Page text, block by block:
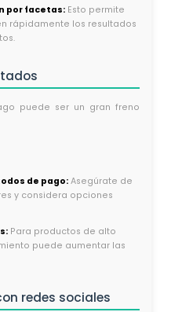
por facetas: Esto permite
rápidamente los resultados
puede ser un gran freno
de pago: Asegúrate de
y considera opciones
Para productos de alto
puede aumentar las
redes sociales